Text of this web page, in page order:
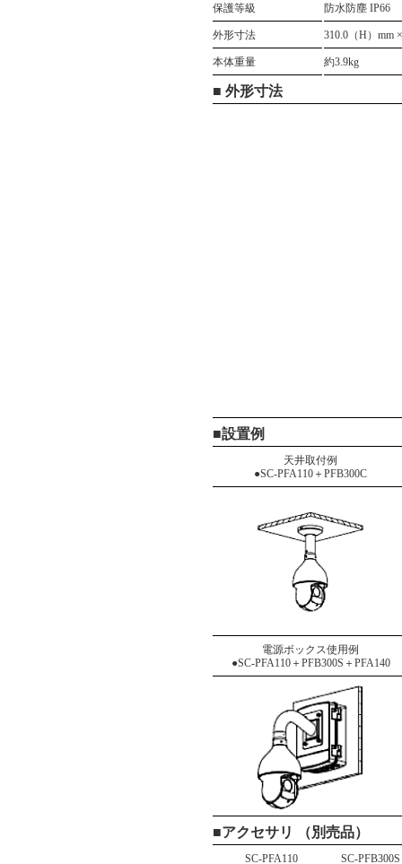
保護等級 防水防塵 IP66
外形寸法 310.0（H）mm
本体重量 約3.9kg
■ 外形寸法
■設置例
天井取付例
●SC-PFA110＋PFB300C
電源ボックス使用例
●SC-PFA110＋PFB300S＋PFA140
■アクセサリ （別売品）
SC-PFA110
SC-PFB300S